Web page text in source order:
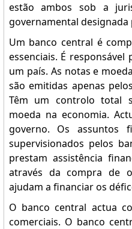
estão ambos sob a
governamental
Um banco central é
essenciais. É
um país. As notas e
são emitidas apenas
Têm um controlo total
moeda na economia.
governo. Os assuntos
supervisionados pelos
prestam assistência
através da compra de
ajudam a financiar os
O banco central actua
comerciais. O banco